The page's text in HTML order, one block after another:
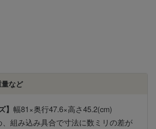
など
】 幅81×奥行47.6×高さ45.2(cm)
組み込み具合で寸法に数ミリの差が